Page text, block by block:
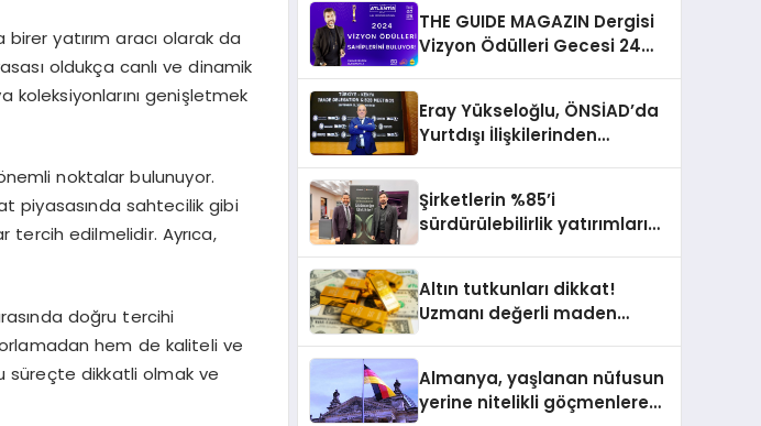
yatırım aracı olarak da
oldukça canlı ve dinamik
koleksiyonlarını genişletmek
noktalar bulunuyor.
piyasasında sahtecilik gibi
tercih edilmelidir. Ayrıca,
doğru tercihi
hem de kaliteli ve
süreçte dikkatli olmak ve
THE GUIDE MAGAZIN Dergisi
Vizyon Ödülleri Gecesi 24
Eray Yükseloğlu, ÖNSİAD’da
Yurtdışı İlişkilerinden
Şirketlerin %85’i
sürdürülebilirlik yatırımlarını
Altın tutkunları dikkat!
Uzmanı değerli maden
Almanya, yaşlanan nüfusun
yerine nitelikli göçmenlere